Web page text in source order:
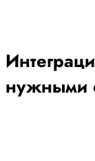
нужными